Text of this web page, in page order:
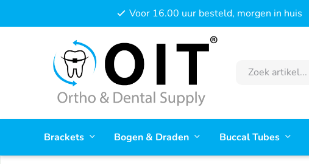
Voor 16.00 uur besteld, morgen in huis
Brackets Bogen & Draden Buccal Tubes